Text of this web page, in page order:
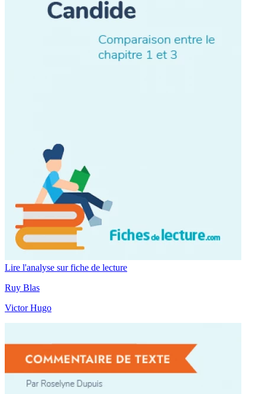
Lire l'analyse sur fiche de lecture
Ruy Blas
Victor Hugo